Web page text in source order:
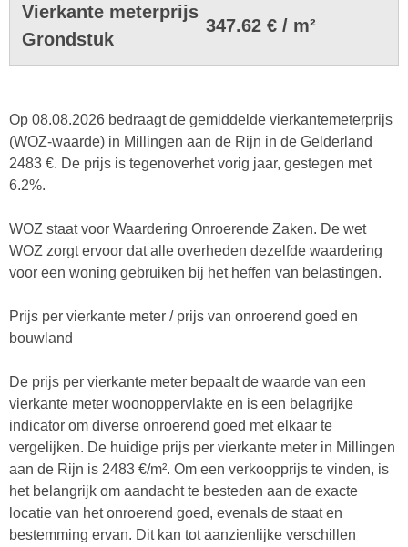
Vierkante meterprijs
Grondstuk
347.62 € / m²
Op 08.08.2026 bedraagt de gemiddelde vierkantemeterprijs
(WOZ-waarde) in Millingen aan de Rijn in de Gelderland
2483 €. De prijs is tegenoverhet vorig jaar, gestegen met
6.2%.
WOZ staat voor Waardering Onroerende Zaken. De wet
WOZ zorgt ervoor dat alle overheden dezelfde waardering
voor een woning gebruiken bij het heffen van belastingen.
Prijs per vierkante meter / prijs van onroerend goed en
bouwland
De prijs per vierkante meter bepaalt de waarde van een
vierkante meter woonoppervlakte en is een belagrijke
indicator om diverse onroerend goed met elkaar te
vergelijken. De huidige prijs per vierkante meter in Millingen
aan de Rijn is 2483 €/m². Om een verkoopprijs te vinden, is
het belangrijk om aandacht te besteden aan de exacte
locatie van het onroerend goed, evenals de staat en
bestemming ervan. Dit kan tot aanzienlijke verschillen